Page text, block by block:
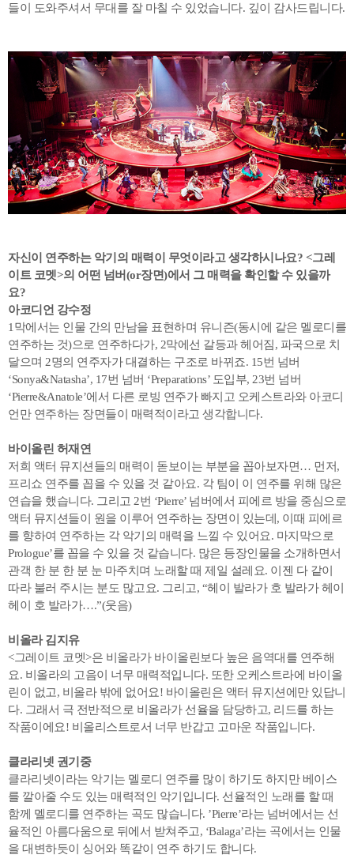
들이 도와주셔서 무대를 잘 마칠 수 있었습니다. 깊이 감사드립니다.
자신이 연주하는 악기의 매력이 무엇이라고 생각하시나요? <그레
이트 코멧>의 어떤 넘버(or장면)에서 그 매력을 확인할 수 있을까
요?
아코디언 강수정
1막에서는 인물 간의 만남을 표현하며 유니즌(동시에 같은 멜로디를
연주하는 것)으로 연주하다가, 2막에선 갈등과 헤어짐, 파국으로 치
달으며 2명의 연주자가 대결하는 구조로 바뀌죠. 15번 넘버
‘Sonya&Natasha’, 17번 넘버 ‘Preparations’ 도입부, 23번 넘버
‘Pierre&Anatole’에서 다른 로빙 연주가 빠지고 오케스트라와 아코디
언만 연주하는 장면들이 매력적이라고 생각합니다.
바이올린 허재연
저희 액터 뮤지션들의 매력이 돋보이는 부분을 꼽아보자면… 먼저,
프리쇼 연주를 꼽을 수 있을 것 같아요. 각 팀이 이 연주를 위해 많은
연습을 했습니다. 그리고 2번 ‘Pierre’ 넘버에서 피에르 방을 중심으로
액터 뮤지션들이 원을 이루어 연주하는 장면이 있는데, 이때 피에르
를 향하여 연주하는 각 악기의 매력을 느낄 수 있어요. 마지막으로
Prologue’를 꼽을 수 있을 것 같습니다. 많은 등장인물을 소개하면서
관객 한 분 한 분 눈 마주치며 노래할 때 제일 설레요. 이젠 다 같이
따라 불러 주시는 분도 많고요. 그리고, “헤이 발라가 호 발라가 헤이
헤이 호 발라가….”(웃음)
비올라 김지유
<그레이트 코멧>은 비올라가 바이올린보다 높은 음역대를 연주해
요. 비올라의 고음이 너무 매력적입니다. 또한 오케스트라에 바이올
린이 없고, 비올라 밖에 없어요! 바이올린은 액터 뮤지션에만 있답니
다. 그래서 극 전반적으로 비올라가 선율을 담당하고, 리드를 하는
작품이에요! 비올리스트로서 너무 반갑고 고마운 작품입니다.
클라리넷 권기중
클라리넷이라는 악기는 멜로디 연주를 많이 하기도 하지만 베이스
를 깔아줄 수도 있는 매력적인 악기입니다. 선율적인 노래를 할 때
함께 멜로디를 연주하는 곡도 많습니다. ’Pierre’라는 넘버에서는 선
율적인 아름다움으로 뒤에서 받쳐주고, ‘Balaga’라는 곡에서는 인물
을 대변하듯이 싱어와 똑같이 연주 하기도 합니다.